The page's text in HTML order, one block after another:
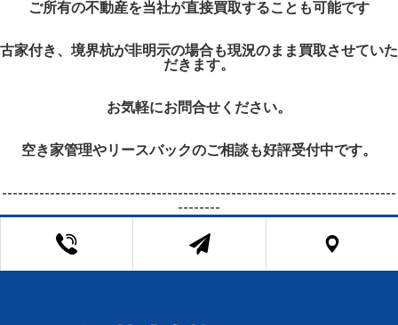
ご所有の不動産を当社が直接買取することも可能です
古家付き、境界杭が非明示の場合も現況のまま買取させていた
だきます。
お気軽にお問合せください。
空き家管理やリースバックのご相談も好評受付中です。
--------------------------------------------------------------------------
--------